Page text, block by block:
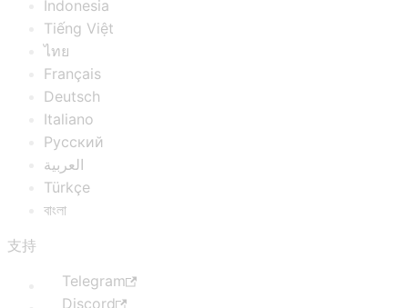
Indonesia
Tiếng Việt
ไทย
Français
Deutsch
Italiano
Русский
العربية
Türkçe
বাংলা
支持
Telegram
Discord